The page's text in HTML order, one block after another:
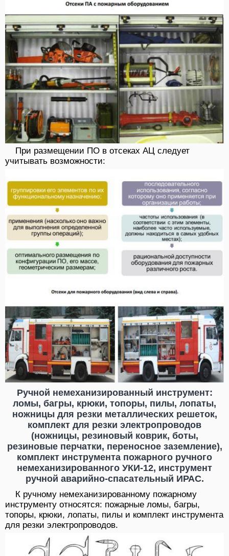
При размещении ПО в отсеках АЦ следует
учитывать возможности:
Ручной немеханизированный инструмент:
ломы, багры, крюки, топоры, пилы, лопаты,
ножницы для резки металлических решеток,
комплект для резки электропроводов
(ножницы, резиновый коврик, боты,
резиновые перчатки, переносное заземление),
комплект инструмента пожарного ручного
немеханизированного УКИ-12, инструмент
ручной аварийно-спасательный ИРАС.
К ручному немеханизированному пожарному
инструменту относятся: пожарные ломы, багры,
топоры, крюки, лопаты, пилы и комплект инструмента
для резки электропроводов.